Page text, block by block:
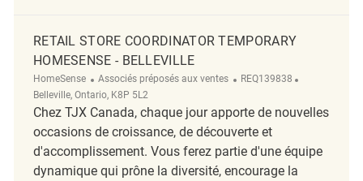
RETAIL STORE COORDINATOR TEMPORARY
HOMESENSE - BELLEVILLE
HomeSense Catégorie
Associés préposés aux ventes ReqId
REQ139838
Belleville, Ontario, K8P 5L2
Chez TJX Canada, chaque jour apporte de nouvelles
occasions de croissance, de découverte et
d'accomplissement. Vous ferez partie d'une équipe
dynamique qui prône la diversité, encourage la